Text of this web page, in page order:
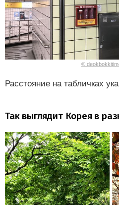
©
Расстояние на табличках
Так выглядит Корея в